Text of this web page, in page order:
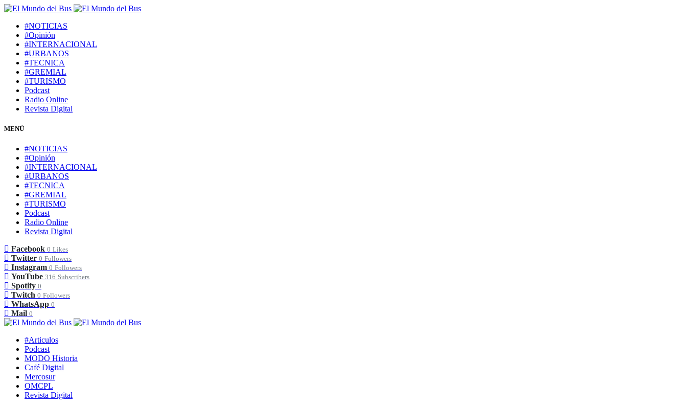
#NOTICIAS
#Opinión
#INTERNACIONAL
#URBANOS
#TECNICA
#GREMIAL
#TURISMO
Podcast
Radio Online
Revista Digital
MENÚ
#NOTICIAS
#Opinión
#INTERNACIONAL
#URBANOS
#TECNICA
#GREMIAL
#TURISMO
Podcast
Radio Online
Revista Digital
Facebook 0 Likes
Twitter 0 Followers
Instagram 0 Followers
YouTube 316 Subscribers
Spotify 0
Twitch 0 Followers
WhatsApp 0
Mail 0
#Articulos
Podcast
MODO Historia
Café Digital
Mercosur
OMCPL
Revista Digital